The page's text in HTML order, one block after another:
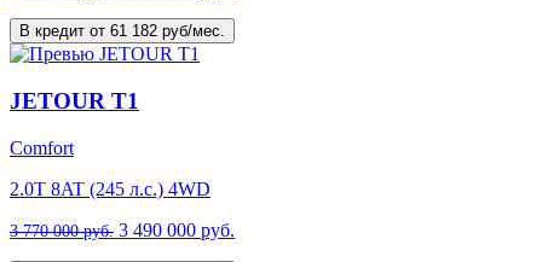
В кредит от 61 182 руб/мес.
JETOUR T1
Comfort
2.0T 8AT (245 л.с.) 4WD
3 770 000 руб. 3 490 000 руб.